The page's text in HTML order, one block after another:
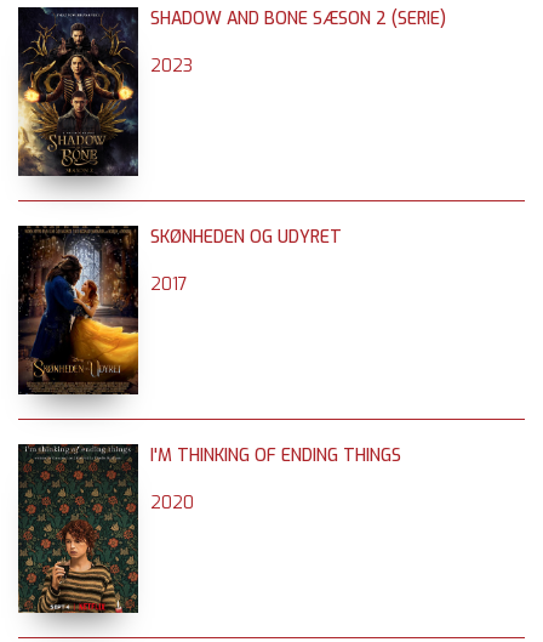
SHADOW AND BONE SÆSON 2 (SERIE)
2023
SKØNHEDEN OG UDYRET
2017
I'M THINKING OF ENDING THINGS
2020